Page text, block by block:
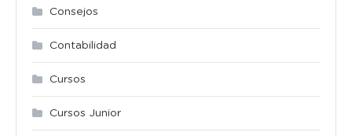
Consejos
Contabilidad
Cursos
Cursos Junior